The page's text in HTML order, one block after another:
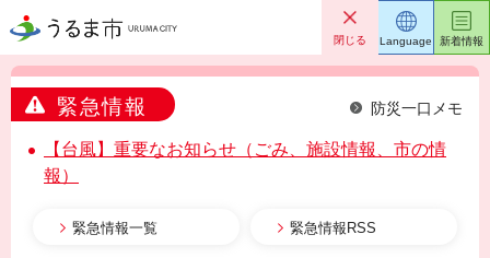
うるま市 閉じる
緊急情報 防災一口メモ
【台風】重要なお知らせ（ごみ、施設情報、市の情
報）
緊急情報一覧 緊急情報RSS
Language 新着情報